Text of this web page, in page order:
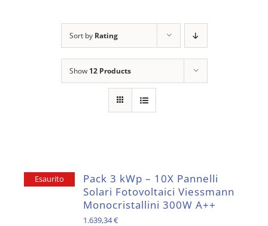
Sort by Rating
Show 12 Products
Esaurito
Pack 3 kWp – 10X Pannelli
Solari Fotovoltaici Viessmann
Monocristallini 300W A++
1.639,34€